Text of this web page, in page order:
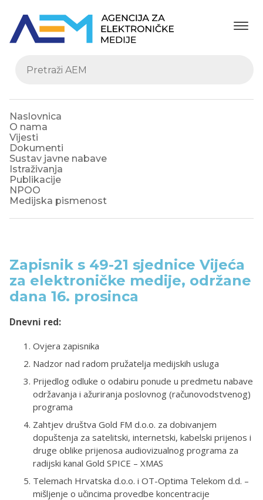
Naslovnica
O nama
Vijesti
Dokumenti
Sustav javne nabave
Istraživanja
Publikacije
NPOO
Medijska pismenost
Zapisnik s 49-21 sjednice Vijeća
za elektroničke medije, održane
dana 16. prosinca
Dnevni red:
Ovjera zapisnika
Nadzor nad radom pružatelja medijskih usluga
Prijedlog odluke o odabiru ponude u predmetu nabave
održavanja i ažuriranja poslovnog (računovodstvenog)
programa
Zahtjev društva Gold FM d.o.o. za dobivanjem
dopuštenja za satelitski, internetski, kabelski prijenos i
druge oblike prijenosa audiovizualnog programa za
radijski kanal Gold SPICE – XMAS
Telemach Hrvatska d.o.o. i OT-Optima Telekom d.d. –
mišljenje o učincima provedbe koncentracije